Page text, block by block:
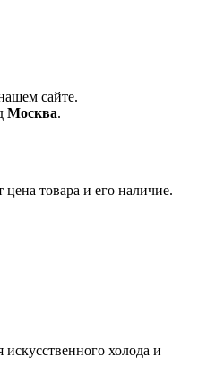
сайте.
Москва.
товара и его наличие.
холода и